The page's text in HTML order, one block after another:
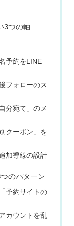
3つの軸
予約をLINE
フォローのス
分宛て」のメ
クーポン」を
加導線の設計
のパターン
予約サイトの
カウントを乱